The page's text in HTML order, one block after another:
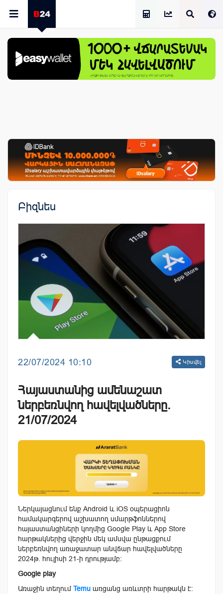
Բիզնես
22/07/2024 10:10 Կիսվել
Հայաստանից ամենաշատ
ներբեռնվող հավելվածները.
21/07/2024
Ներկայացնում ենք Android և iOS օպերացիոն
համակարգերով աշխատող սմարթֆոններով
հայաստանցիների կողմից Google Play և App Store
հարթակներից վերջին մեկ ամսվա ընթացքում
ներբեռնվող առաջատար անվճար հավելվածները
2024թ. հուլիսի 21-ի դրությամբ:
Google play
Առաջին տեղումTemu առցանց առևտրի հարթակն է: